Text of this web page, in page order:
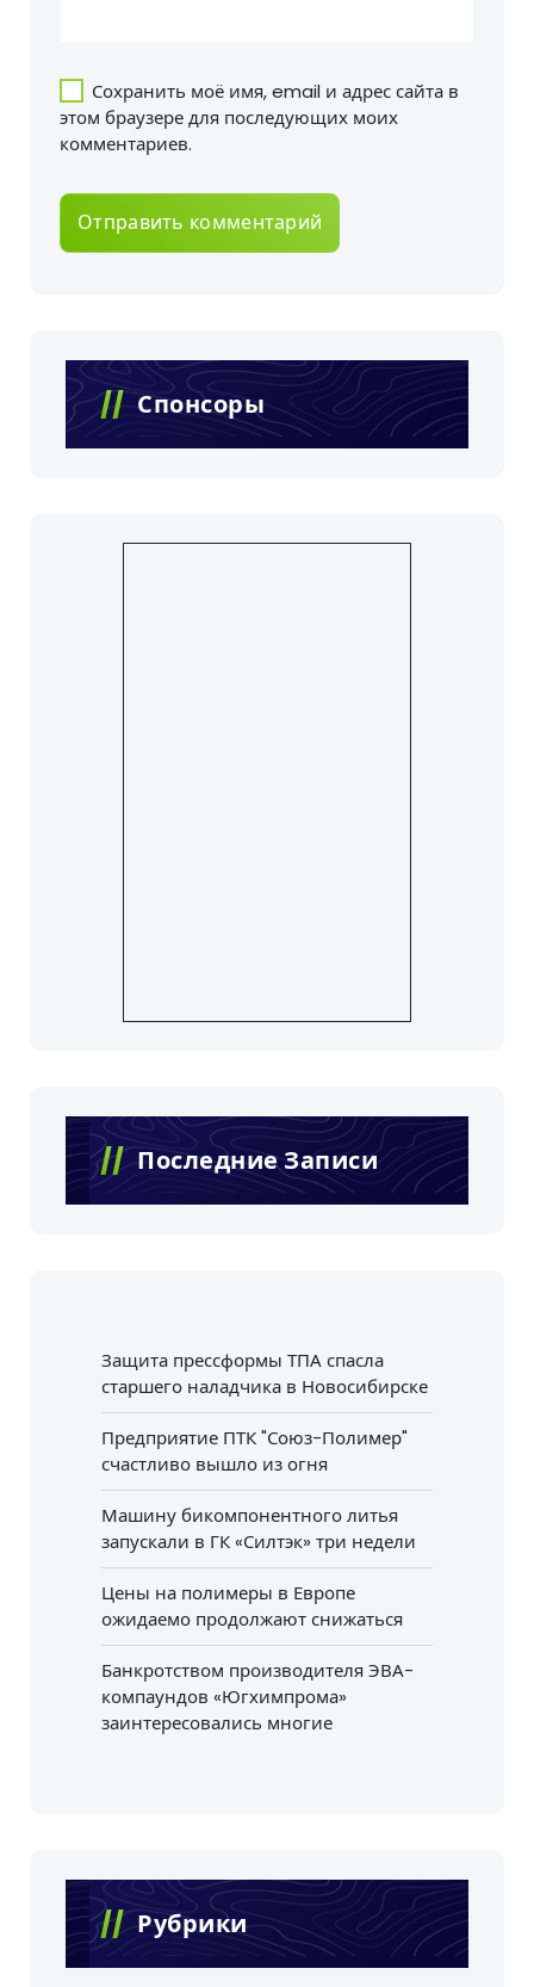
Сохранить моё имя, email и адрес сайта в
этом браузере для последующих моих
комментариев.
Спонсоры
Последние Записи
Защита прессформы ТПА спасла
старшего наладчика в Новосибирске
Предприятие ПТК "Союз-Полимер"
счастливо вышло из огня
Машину бикомпонентного литья
запускали в ГК «Силтэк» три недели
Цены на полимеры в Европе
ожидаемо продолжают снижаться
Банкротством производителя ЭВА-
компаундов «Югхимпрома»
заинтересовались многие
Рубрики